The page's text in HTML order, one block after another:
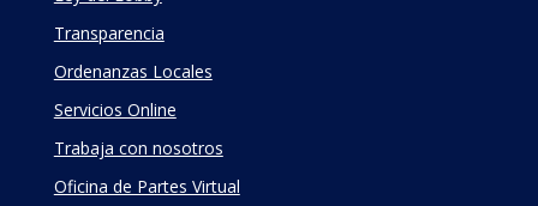
Transparencia
Ordenanzas Locales
Servicios Online
Trabaja con nosotros
Oficina de Partes Virtual